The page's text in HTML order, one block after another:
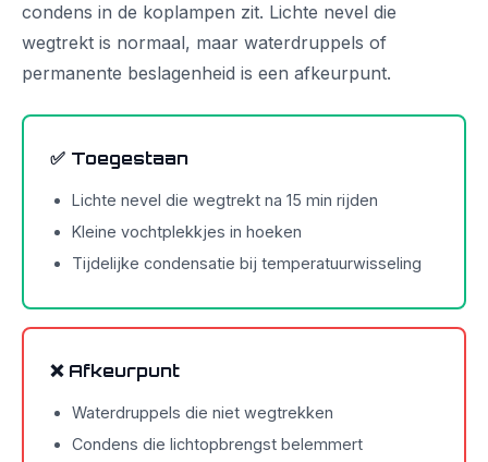
condens in de koplampen zit. Lichte nevel die
wegtrekt is normaal, maar waterdruppels of
permanente beslagenheid is een afkeurpunt.
✅ Toegestaan
Lichte nevel die wegtrekt na 15 min rijden
Kleine vochtplekkjes in hoeken
Tijdelijke condensatie bij temperatuurwisseling
❌ Afkeurpunt
Waterdruppels die niet wegtrekken
Condens die lichtopbrengst belemmert